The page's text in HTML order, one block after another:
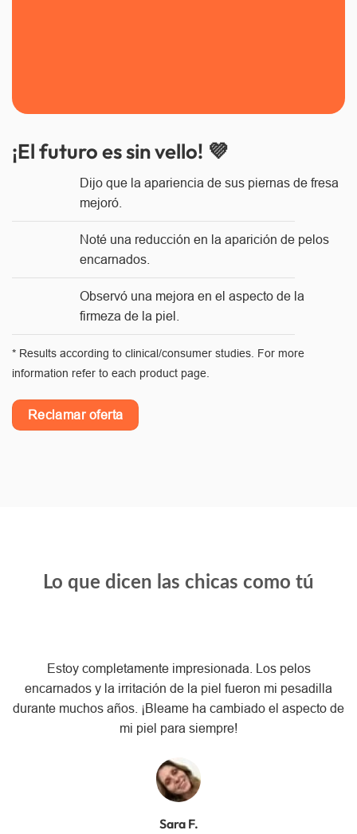
¡El futuro es sin vello! 💜
Dijo que la apariencia de sus piernas de fresa
mejoró.
Noté una reducción en la aparición de pelos
encarnados.
Observó una mejora en el aspecto de la
firmeza de la piel.
* Results according to clinical/consumer studies. For more
information refer to each product page.
Reclamar oferta
Lo que dicen las chicas como tú
Estoy completamente impresionada. Los pelos
encarnados y la irritación de la piel fueron mi pesadilla
durante muchos años. ¡Bleame ha cambiado el aspecto de
mi piel para siempre!
Sara F.